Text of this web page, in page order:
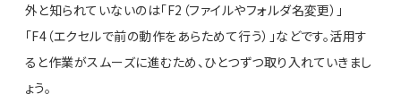
外と知られていないのは「F2（ファイルやフォルダ名変更）」
「F4（エクセルで前の動作をあらためて行う）」などです。活用す
ると作業がスムーズに進むため、ひとつずつ取り入れていきまし
ょう。